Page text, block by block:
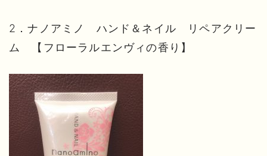
2．ナノアミノ ハンド＆ネイル リペアクリー
ム 【フローラルエンヴィの香り】